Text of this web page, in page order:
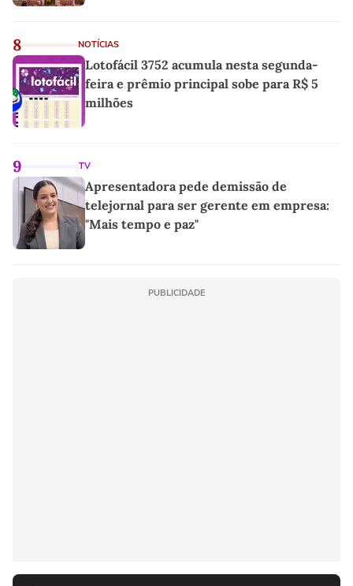
8 NOTÍCIAS
Lotofácil 3752 acumula nesta segunda-
feira e prêmio principal sobe para R$ 5
milhões
9 TV
Apresentadora pede demissão de
telejornal para ser gerente em empresa:
"Mais tempo e paz"
PUBLICIDADE